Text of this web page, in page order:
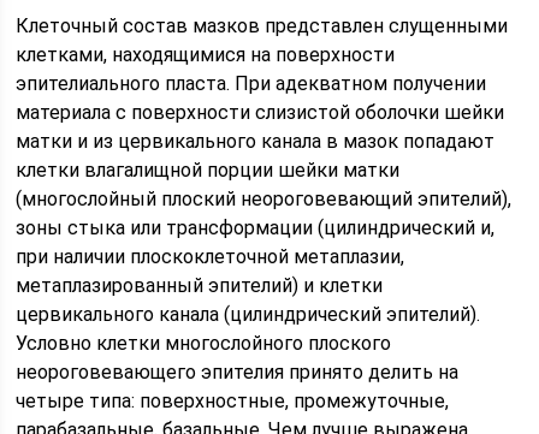
Клеточный состав мазков представлен слущенными
клетками, находящимися на поверхности
эпителиального пласта. При адекватном получении
материала с поверхности слизистой оболочки шейки
матки и из цервикального канала в мазок попадают
клетки влагалищной порции шейки матки
(многослойный плоский неороговевающий эпителий),
зоны стыка или трансформации (цилиндрический и,
при наличии плоскоклеточной метаплазии,
метаплазированный эпителий) и клетки
цервикального канала (цилиндрический эпителий).
Условно клетки многослойного плоского
неороговевающего эпителия принято делить на
четыре типа: поверхностные, промежуточные,